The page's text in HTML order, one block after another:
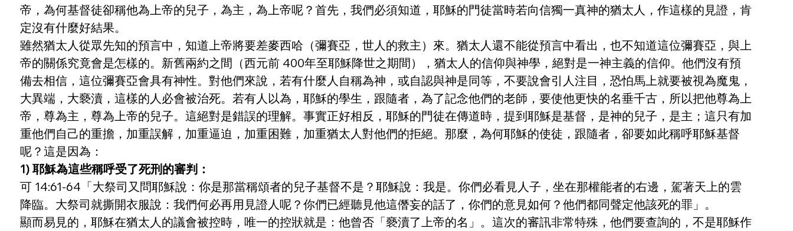
帝，為何基督徒卻稱他為上帝的兒子，為主，為上帝呢？首先，我們必須知道，耶穌的門徒當時若向信獨一真神的猶太人，作這樣的見證，肯
定沒有什麼好結果。
雖然猶太人從眾先知的預言中，知道上帝將要差麥西哈（彌賽亞，世人的救主）來。猶太人還不能從預言中看出，也不知道這位彌賽亞，與上
帝的關係究竟會是怎樣的。新舊兩約之間（西元前 400年至耶穌降世之期間），猶太人的信仰與神學，絕對是一神主義的信仰。他們沒有預
備去相信，這位彌賽亞會具有神性。對他們來說，若有什麼人自稱為神，或自認與神是同等，不要說會引人注目，恐怕馬上就要被視為魔鬼，
大異端，大褻瀆，這樣的人必會被治死。若有人以為，耶穌的學生，跟隨者，為了記念他們的老師，要使他更快的名垂千古，所以把他尊為上
帝，尊為主，尊為上帝的兒子。這絕對是錯誤的理解。事實正好相反，耶穌的門徒在傳道時，提到耶穌是基督，是神的兒子，是主；這只有加
重他們自己的重擔，加重誤解，加重逼迫，加重困難，加重猶太人對他們的拒絕。那麼，為何耶穌的使徒，跟隨者，卻要如此稱呼耶穌基督
呢？這是因為：
1) 耶穌為這些稱呼受了死刑的審判：
可 14:61-64「大祭司又問耶穌說：你是那當稱頌者的兒子基督不是？耶穌說：我是。你們必看見人子，坐在那權能者的右邊，駕著天上的雲
降臨。大祭司就撕開衣服說：我們何必再用見證人呢？你們已經聽見他這僭妄的話了，你們的意見如何？他們都同聲定他該死的罪」。
顯而易見的，耶穌在猶太人的議會被控時，唯一的控狀就是：他曾否「褻瀆了上帝的名」。這次的審訊非常特殊，他們要查詢的，不是耶穌作